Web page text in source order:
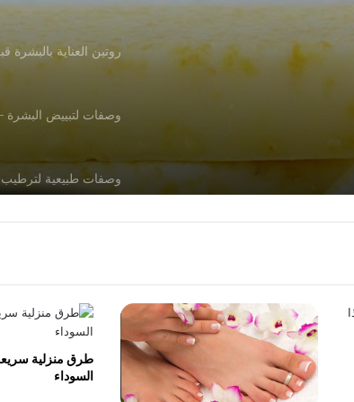
روتين العناية بالبشرة
وصفات لتبييض البشرة –
وصفات طبيعية لترطيب
خلطة الشوفان
جفافها خلال الصيف
طرق منزلية
السوداء